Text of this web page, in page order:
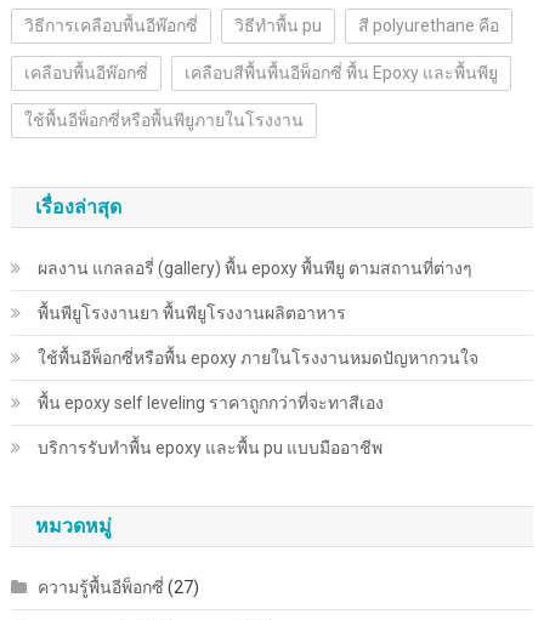
วิธีการเคลือบพื้นอีพ๊อกซี่ วิธีทำพื้น pu สี polyurethane คือ
เคลือบพื้นอีพ๊อกซี่ เคลือบสีพื้นพื้นอีพ็อกซี่ พื้น Epoxy และพื้นพียู
ใช้พื้นอีพ็อกซี่หรือพื้นพียูภายในโรงงาน
เรื่องล่าสุด
ผลงาน แกลลอรี่ (gallery) พื้น epoxy พื้นพียู ตามสถานที่ต่างๆ
พื้นพียู​โรงงานยา พื้นพียู​โรงงานผลิตอาหาร
ใช้พื้นอีพ็อกซี่หรือพื้น epoxy ภายในโรงงานหมดปัญหากวนใจ
พื้น epoxy self leveling ราคาถูกกว่าที่จะทาสีเอง
บริการรับทำพื้น epoxy และพื้น pu แบบมืออาชีพ
หมวดหมู่
ความรู้พื้นอีพ็อกซี่ (27)